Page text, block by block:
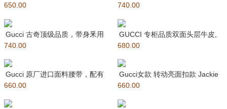
口头层牛皮，原版皮底。精
650.00
原版订制面皮，原厂进口底
740.00
Gucci 古奇顶级品质，带身釆用
原版订制面皮，原厂进口底皮
740.00
GUCCI 专柜品质双面头层牛皮,
可双面使用.旋转双G纯铜五
680.00
Gucci 原厂进口面料腰带，配有
单G式长型扣细节。磨砂金属
660.00
Gucci女款 转动亮面扣款 Jackie
系列窄版GG S
660.00